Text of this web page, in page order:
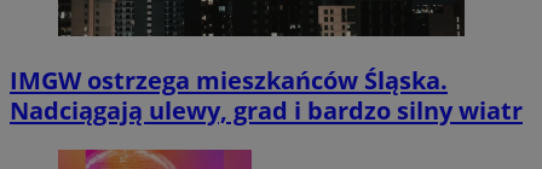
IMGW ostrzega mieszkańców Śląska.
Nadciągają ulewy, grad i bardzo silny wiatr